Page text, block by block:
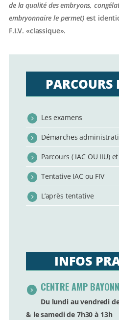
de la qualité des embryons,
embryonnaire le permet)est
F.I.V. «classique».
PARCOURS
Les examens
Démarches
Parcours ( IAC OU IIU) et
Tentative IAC ou FIV
L’après tentative
INFOS
CENTRE AMP
Du lundi au vendredi
& le samedi de 7h30 à 13h